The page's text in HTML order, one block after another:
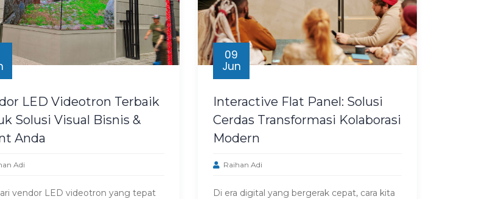
LED Videotron Terbaik
Solusi Visual Bisnis &
Anda
Adi
vendor LED videotron yang tepat
09
Jun
Interactive Flat Panel: Solusi
Cerdas Transformasi Kolaborasi
Modern
Raihan Adi
Di era digital yang bergerak cepat, cara kita